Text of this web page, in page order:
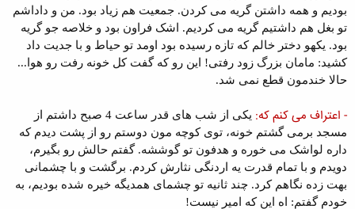
بودیم و همه داشتن گریه می کردن. جمعیت هم زیاد بود. من و داداشم
تو بغل هم داشتیم گریه می کردیم. اشک فراون بود و خلاصه جو گریه
بود. یکهو دختر خالم که تازه رسیده بود اومد تو حیاط و با جدیت داد
کشید: مامان بزرگ زود رفتی! این رو که گفت کل خونه رفت رو هوا...
حالا خندمون قطع نمی شد.
- اعتراف می کنم که:
یکی از شب های قدر ساعت 4 صبح داشتم از
مسجد برمی گشتم خونه، توی کوچه مون دوستم رو از پشت دیدم که
داره لواشک می خوره و هدفون تو گوششه. گفتم حالش رو بگیرم،
دویدم و با تمام قدرت یه اردنگی نثارش کردم. برگشت و با چشمانی
بهت زده نگاهم کرد. چند ثانیه تو چشمای همدیگه خیره شده بودیم، به
خودم گفتم: اه این که امیر نیست!